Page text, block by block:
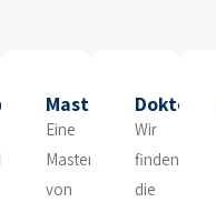
Masterarbeit
Eine
Masterarbeit
von
Wir
finden
die